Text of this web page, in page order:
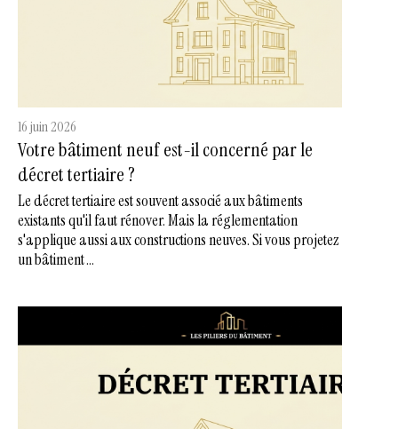
16 juin 2026
Votre bâtiment neuf est-il concerné par le
décret tertiaire ?
Le décret tertiaire est souvent associé aux bâtiments
existants qu'il faut rénover. Mais la réglementation
s'applique aussi aux constructions neuves. Si vous projetez
un bâtiment ...